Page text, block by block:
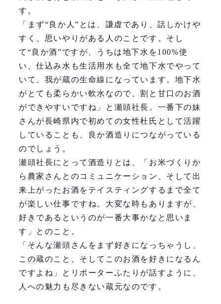
す。
「まず“良か人”とは、謙虚であり、話しかけや
すく、思いやりがある人のことです。そし
て“良か酒”ですが、うちは地下水を100%使
い、仕込み水も生活用水も全て地下水でやって
いて、我が蔵の生命線になっています。地下水
がとても柔らかい軟水なので、割と甘口のお酒
ができやすいですね」と瀬頭社長。一番下の妹
さんが長崎県内で初めての女性杜氏として活躍
していることも、良か酒造りにつながっている
のでしょう。
瀬頭社長にとって酒造りとは、「お米づくりか
ら農家さんとのコミュニケーション、そして出
来上がったお酒をテイスティングするまで全て
が楽しい仕事ですね。大変な時もありますが、
好きであるというのが一番大事かなと思いま
す」とのこと。
「そんな瀬頭さんをまず好きになっちゃうし、
この蔵のこと、そしてこのお酒を好きになるん
ですよね」とリポーターふたりが話すように、
人への魅力も尽きない蔵元なのです。